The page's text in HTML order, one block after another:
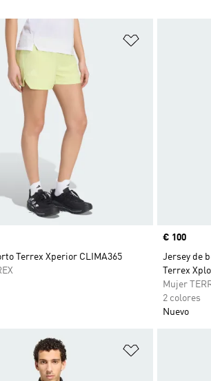
Terrex Xperior CLIMA365
Precio
€ 100
Jersey de
Terrex
Mujer
2 colores
Nuevo